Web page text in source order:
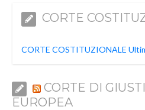
CORTE
CORTE COSTITUZIONALE
CORTE DI
EUROPEA